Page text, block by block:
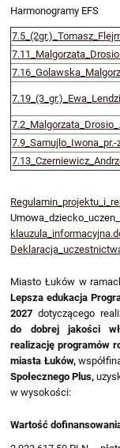
Harmonogramy EFS
7.9_Samujlo_Iwona_pr.-
Miasto Łuków w
Lepsza edukacja
2027 dotyczącego
do dobrej jakości
realizację programów
miasta Łuków,
Społecznego Plus,
w wysokości:
Wartość